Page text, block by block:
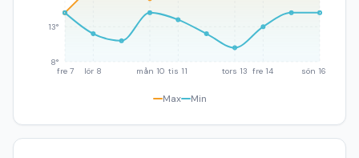
fre 7 lör 8 mån 10 tis 11 tors 13 fre 14 sön 16
8°
13°
Max Min